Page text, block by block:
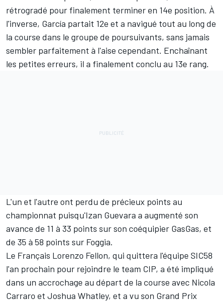
rétrogradé pour finalement terminer en 14e position. À
l'inverse, García partait 12e et a navigué tout au long de
la course dans le groupe de poursuivants, sans jamais
sembler parfaitement à l'aise cependant. Enchaînant
les petites erreurs, il a finalement conclu au 13e rang.
L'un et l'autre ont perdu de précieux points au
championnat puisqu'Izan Guevara a augmenté son
avance de 11 à 33 points sur son coéquipier GasGas, et
de 35 à 58 points sur Foggia.
Le Français Lorenzo Fellon, qui quittera l'équipe SIC58
l'an prochain pour rejoindre le team CIP, a été impliqué
dans un accrochage au départ de la course avec Nicola
Carraro et Joshua Whatley, et a vu son Grand Prix